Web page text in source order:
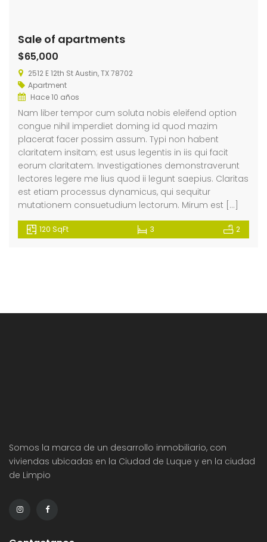
Sale of apartments
$65,000
2512 E 12th St Austin, TX 78702
Apartment
Hace 10 años
Nam liber tempor cum soluta nobis eleifend option
congue nihil imperdiet doming id quod mazim
placerat facer possim assum. Typi non habent
claritatem insitam; est usus legentis in iis qui facit
eorum claritatem. Investigationes demonstraverunt
lectores legere me lius quod ii legunt saepius. Claritas
est etiam processus dynamicus, qui sequitur
mutationem consuetudium lectorum. Mirum est […]
120 SqFt 3 2
Somos la marca de un desarrollo inmobiliario, con
viviendas ubicadas en la Ciudad de Luque y en la ciudad
de Limpio